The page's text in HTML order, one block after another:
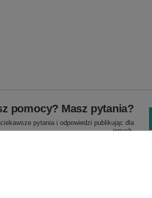
pomocy? Masz pytania?
pytania i odpowiedzi publikując dla
innych.